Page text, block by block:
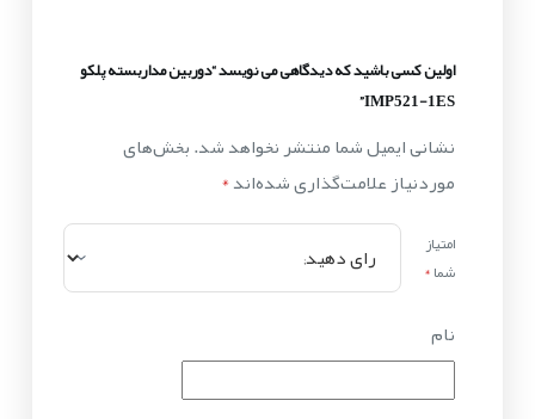
اولین کسی باشید که دیدگاهی می نویسد “دوربین مداربسته پلکو
IMP521-1ES”
نشانی ایمیل شما منتشر نخواهد شد.بخش‌های
موردنیاز علامت‌گذاری شده‌اند*
امتیاز
شما*
نام